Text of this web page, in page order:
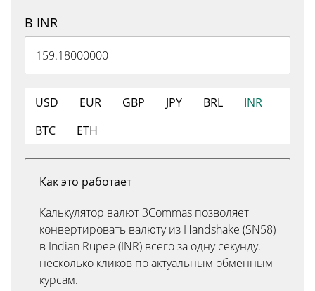
В INR
USD EUR GBP JPY BRL
INR
BTC
ETH
Как это работает
Калькулятор валют 3Commas позволяет
конвертировать валюту из Handshake (SN58)
в Indian Rupee (INR) всего за одну секунду.
несколько кликов по актуальным обменным
курсам.